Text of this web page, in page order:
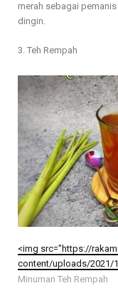
merah sebagai
dingin.
3. Teh Rempah
<img src="https://
content/uploads/2021/
Minuman Teh Rempah